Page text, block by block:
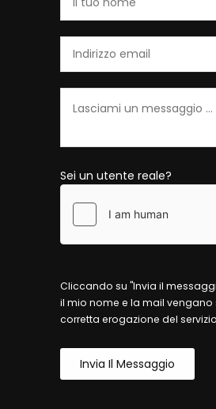
Sei un utente reale?
Cliccando su "Invia il
il mio nome e la mail vengano
corretta erogazione del servizio
Invia Il Messaggio